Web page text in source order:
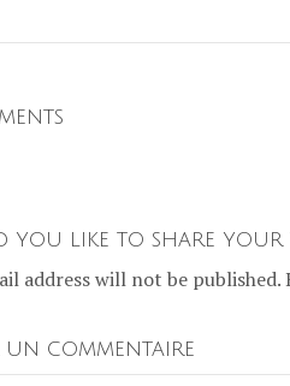
you like to share your
address will not be published.
un commentaire